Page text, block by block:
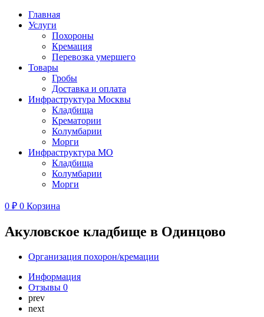
Главная
Услуги
Похороны
Кремация
Перевозка умершего
Товары
Гробы
Доставка и оплата
Инфраструктура Москвы
Кладбища
Крематории
Колумбарии
Морги
Инфраструктура МО
Кладбища
Колумбарии
Морги
0 ₽ 0 Корзина
Акуловское кладбище в Одинцово
Организация похорон/кремации
Информация
Отзывы 0
prev
next